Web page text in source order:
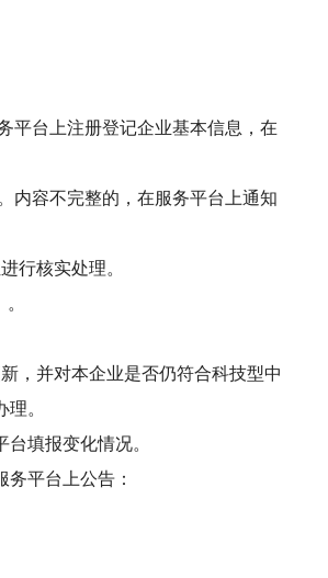
平台上注册登记企业基本信息，在
内容不完整的，在服务平台上通知
行核实处理。
，并对本企业是否仍符合科技型中
。
填报变化情况。
平台上公告：